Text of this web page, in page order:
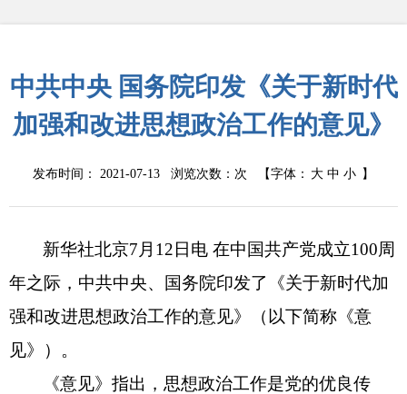
中共中央 国务院印发《关于新时代
加强和改进思想政治工作的意见》
发布时间： 2021-07-13 浏览次数： 次 【字体： 大 中 小 】
新华社北京7月12日电 在中国共产党成立100周
年之际，中共中央、国务院印发了《关于新时代加
强和改进思想政治工作的意见》（以下简称《意
见》）。
《意见》指出，思想政治工作是党的优良传